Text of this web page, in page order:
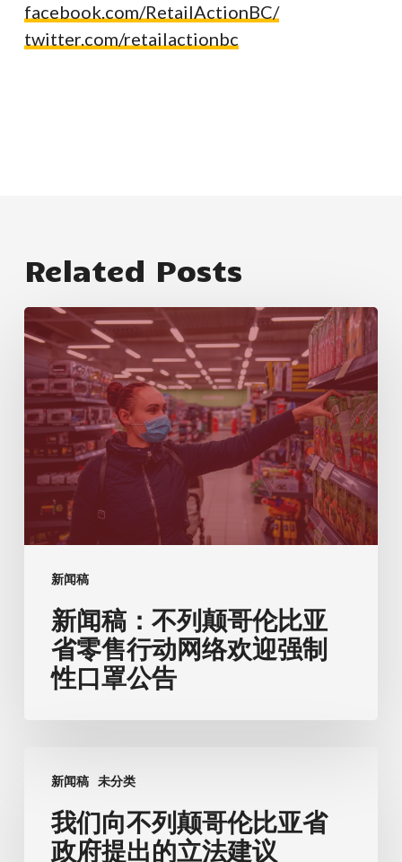
facebook.com/RetailActionBC/
twitter.com/retailactionbc
Related Posts
新闻稿
新
闻
稿：
不
列
颠
哥
新闻稿：不列颠哥伦比亚
省零售行动网络欢迎强制
性口罩公告
新闻稿 未分类
我们向不列颠哥伦比亚省
政府提出的立法建议